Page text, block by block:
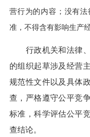
营行为的内容；没有
准，不得含有影响生产
行政机关和法律、
的组织起草涉及经营
规范性文件以及具体
查，严格遵守公平竞
标准，科学评估公平
查结论。